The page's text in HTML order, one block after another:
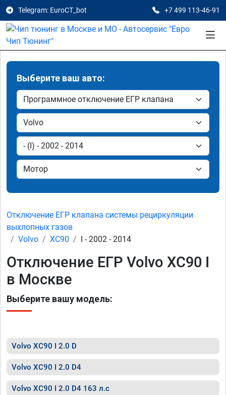
Telegram: EuroCT_bot +7 499 113-46-91
Выберите ваш авто:
Отключение ЕГР клапана системы рециркуляции
выхлопных газов
Volvo
XC90 I - 2002 - 2014
Отключение ЕГР Volvo XC90 I
в Москве
Выберите вашу модель:
Volvo XC90 I 2.0 D
Volvo XC90 I 2.0 D4
Volvo XC90 I 2.0 D4 163 л.с